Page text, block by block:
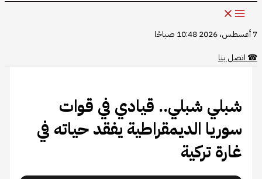
7 أغسطس، 2026 10:48 صباحًا
☎اتصل بنا
شبلي شبلي.. قيادي في قوات
سوريا الديمقراطية يفقد حياته في
غارة تركية